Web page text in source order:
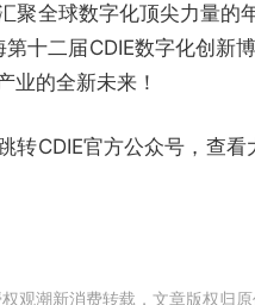
聚全球数字化顶尖力量
十二届CDIE数字化创新
业的全新未来！
转CDIE官方公众号，查
权观潮新消费转载，文章版权归